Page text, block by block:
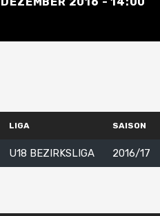
LIGA SAISON
U18 BEZIRKSLIGA 2016/17